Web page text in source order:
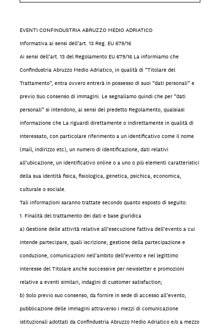
EVENTI CONFINDUSTRIA ABRUZZO MEDIO ADRIATICO
Informativa ai sensi dell’art. 13 Reg. EU 679/16
Ai sensi dell’art. 13 del Regolamento EU 679/16 La informiamo che
Confindustria Abruzzo Medio Adriatico, in qualità di “Titolare del
Trattamento”, entra ovvero entrerà in possesso di suoi “dati personali” e
previo Suo consenso di immagini. Le segnaliamo quindi che per “dati
personali” si intendono, ai sensi del predetto Regolamento, qualsiasi
informazione che La riguardi direttamente o indirettamente in qualità di
Interessato, con particolare riferimento a un identificativo come il nome
(mail, indirizzo etc), un numero di identificazione, dati relativi
all’ubicazione, un identificativo online o a uno o più elementi caratteristici
della sua identità fisica, fisiologica, genetica, psichica, economica,
culturale o sociale.
Tali informazioni saranno trattate secondo quanto esposto di seguito:
1. Finalità del trattamento dei dati e base giuridica
a) Gestione delle attività relative all’esecuzione fattiva dell’evento a cui
intende partecipare, quali iscrizione, gestione della partecipazione e
conduzione, comunicazioni nell’ambito dell’evento e nel legittimo
interesse del Titolare anche successive per newsletter e promozioni
relative a eventi similari, indagini di customer satisfaction;
b) Solo previo suo consenso, da fornire in sede di accesso all’evento,
pubblicazione delle immagini attraverso i mezzi di comunicazione
istituzionali adottati da Confindustria Abruzzo Medio Adriatico e/o a mezzo